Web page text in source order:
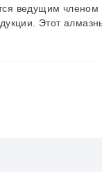
ведущим членом
Этот